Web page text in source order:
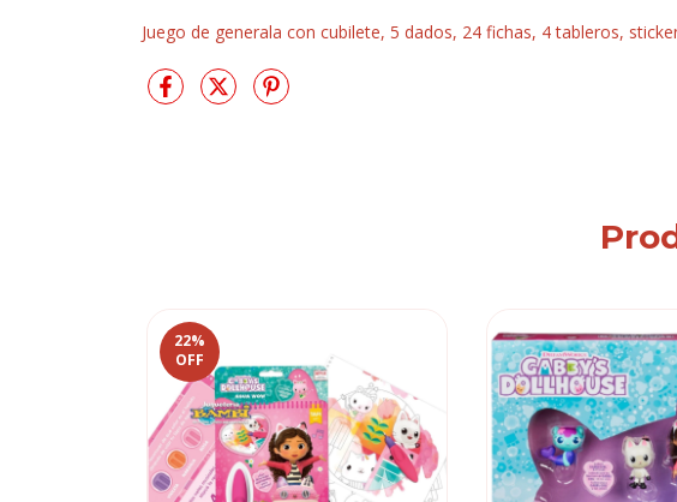
Juego de generala con cubilete, 5 dados, 24 fichas, 4 tableros,
22%
OFF